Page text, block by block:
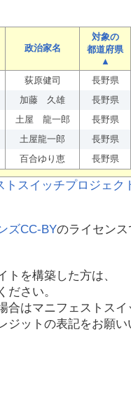
政治家名
対象の
都道府県
▲
荻原健司 長野県
加藤 久雄 長野県
土屋 龍一郎 長野県
土屋龍一郎 長野県
百合ゆり恵 長野県
ズCC-BYのライセン
を構築した方は、
さい。
はマニフェストスイ
ットの表記をお願い